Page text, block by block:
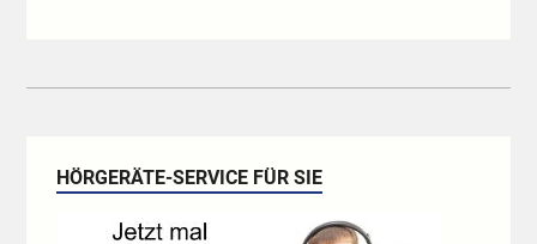
HÖRGERÄTE-SERVICE FÜR SIE